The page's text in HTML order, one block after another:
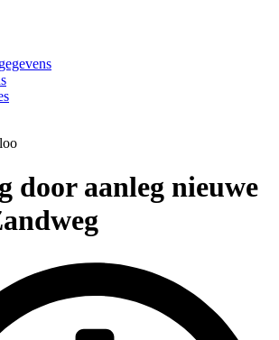
door aanleg nieuwe